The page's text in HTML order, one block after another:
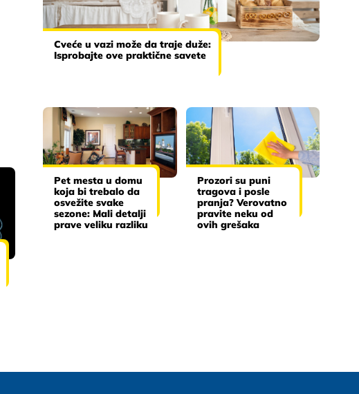
Cveće u vazi može da traje duže:
Isprobajte ove praktične savete
Pet mesta u domu
koja bi trebalo da
osvežite svake
sezone: Mali detalji
prave veliku razliku
Prozori su puni
tragova i posle
pranja? Verovatno
pravite neku od
ovih grešaka